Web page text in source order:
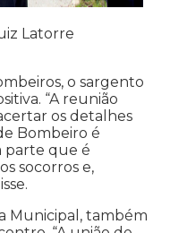
Latorre
o sargento
“A reunião
os detalhes
Bombeiro é
parte que é
socorros e,
Municipal, também